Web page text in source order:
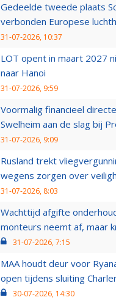
Gedeelde tweede plaats
verbonden Europese
31-07-2026, 10:37
LOT opent in maart 2027
naar Hanoi
31-07-2026, 9:59
Voormalig financieel
Swelheim aan de slag bij
31-07-2026, 9:09
Rusland trekt
wegens zorgen over
31-07-2026, 8:03
Wachttijd afgifte
monteurs neemt af, maar
31-07-2026, 7:15
MAA houdt deur voor
open tijdens sluiting
30-07-2026, 14:30